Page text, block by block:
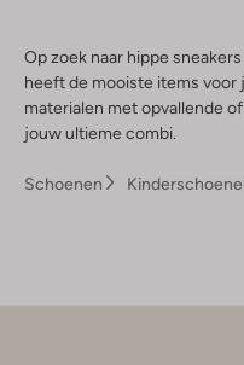
Op zoek naar hippe
heeft de mooiste items voor
materialen met opvallende
jouw ultieme combi.
Schoenen